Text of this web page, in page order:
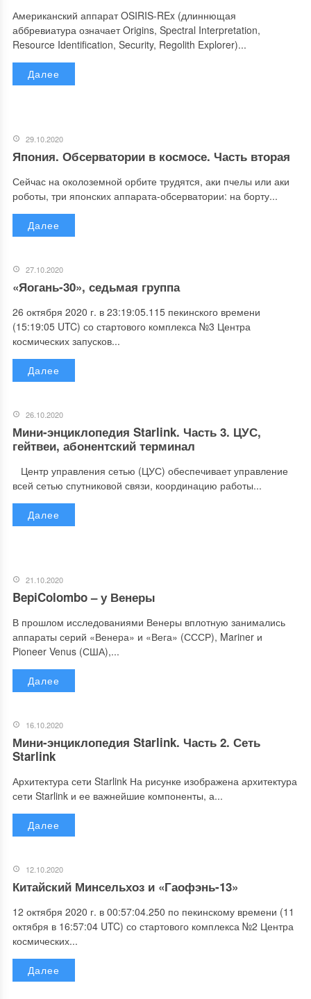
Американский аппарат OSIRIS-REx (длиннющая
аббревиатура означает Origins, Spectral Interpretation,
Resource Identification, Security, Regolith Explorer)...
Далее
29.10.2020
Япония. Обсерватории в космосе. Часть вторая
Сейчас на околоземной орбите трудятся, аки пчелы или аки
роботы, три японских аппарата-обсерватории: на борту...
Далее
27.10.2020
«Яогань-30», седьмая группа
26 октября 2020 г. в 23:19:05.115 пекинского времени
(15:19:05 UTC) со стартового комплекса №3 Центра
космических запусков...
Далее
26.10.2020
Мини-энциклопедия Starlink. Часть 3. ЦУС,
гейтвеи, абонентский терминал
Центр управления сетью (ЦУС) обеспечивает управление
всей сетью спутниковой связи, координацию работы...
Далее
21.10.2020
BepiColombo – у Венеры
В прошлом исследованиями Венеры вплотную занимались
аппараты серий «Венера» и «Вега» (СССР), Mariner и
Pioneer Venus (США),...
Далее
16.10.2020
Мини-энциклопедия Starlink. Часть 2. Сеть
Starlink
Архитектура сети Starlink На рисунке изображена архитектура
сети Starlink и ее важнейшие компоненты, а...
Далее
12.10.2020
Китайский Минсельхоз и «Гаофэнь-13»
12 октября 2020 г. в 00:57:04.250 по пекинскому времени (11
октября в 16:57:04 UTC) со стартового комплекса №2 Центра
космических...
Далее